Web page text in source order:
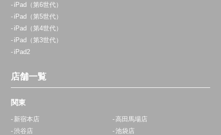
iPad（第6世代）
iPad（第5世代）
iPad（第4世代）
iPad（第3世代）
iPad2
店舗一覧
関東
新宿本店
高田馬場店
渋谷店
池袋店